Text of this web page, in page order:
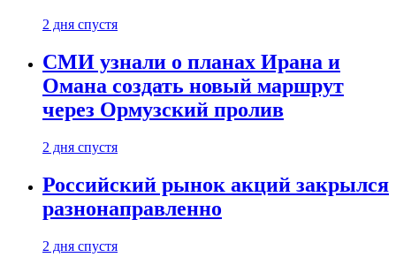
2 дня спустя
СМИ узнали о планах Ирана и
Омана создать новый маршрут
через Ормузский пролив
2 дня спустя
Российский рынок акций закрылся
разнонаправленно
2 дня спустя